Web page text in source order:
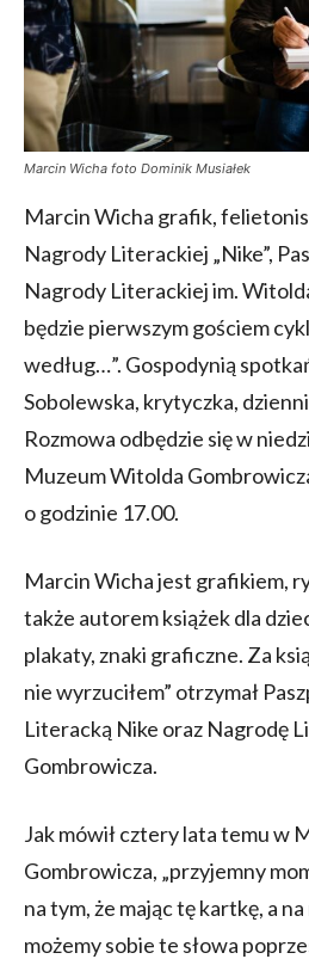
Marcin Wicha foto Dominik Musiałek
Marcin Wicha grafik,
Nagrody Literackiej „Nike”,
Nagrody Literackiej im.
będzie pierwszym gościem
według…”. Gospodynią
Sobolewska, krytyczka,
Rozmowa odbędzie się w
Muzeum Witolda
o godzinie 17.00.
Marcin Wicha jest grafikiem,
także autorem książek dla
plakaty, znaki graficzne. Za
nie wyrzuciłem” otrzymał
Literacką Nike oraz Nagrodę
Gombrowicza.
Jak mówił cztery lata temu w
Gombrowicza, „przyjemny
na tym, że mając tę kartkę, a
możemy sobie te słowa